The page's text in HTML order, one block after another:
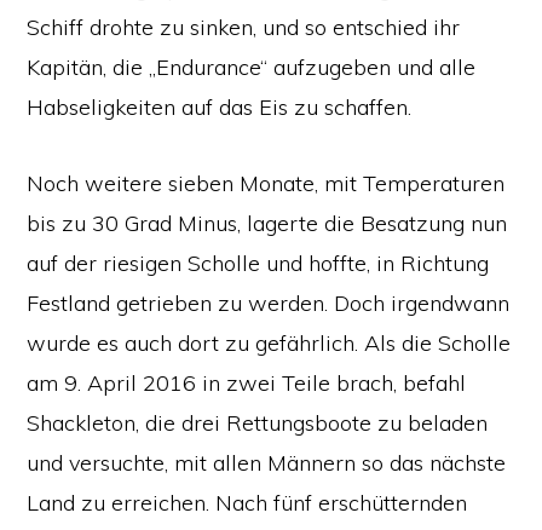
Schiff drohte zu sinken, und so entschied ihr
Kapitän, die „Endurance“ aufzugeben und alle
Habseligkeiten auf das Eis zu schaffen.
Noch weitere sieben Monate, mit Temperaturen
bis zu 30 Grad Minus, lagerte die Besatzung nun
auf der riesigen Scholle und hoffte, in Richtung
Festland getrieben zu werden. Doch irgendwann
wurde es auch dort zu gefährlich. Als die Scholle
am 9. April 2016 in zwei Teile brach, befahl
Shackleton, die drei Rettungsboote zu beladen
und versuchte, mit allen Männern so das nächste
Land zu erreichen. Nach fünf erschütternden